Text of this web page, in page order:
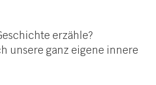
erzähle?
unsere ganz eigene innere